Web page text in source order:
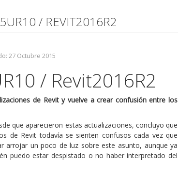
/ REVIT2016R2
27 Octubre 2015
/ Revit2016R2
de Revit y vuelve a crear confusión entre los
que aparecieron estas actualizaciones, concluyo que
de Revit todavía se sienten confusos cada vez que
arrojar un poco de luz sobre este asunto, aunque ya
puedo estar despistado o no haber interpretado del